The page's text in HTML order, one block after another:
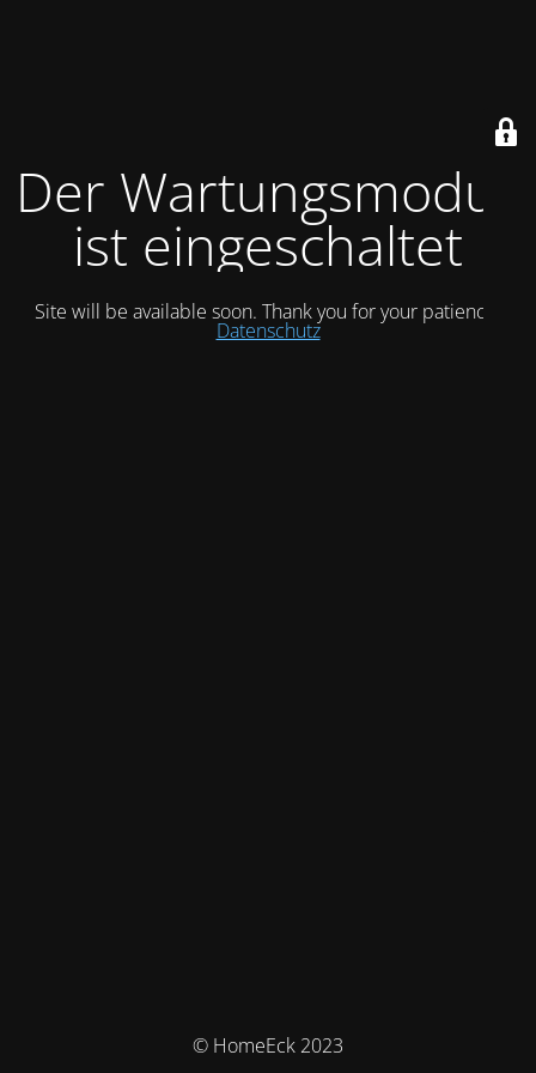
Der Wartungsmodus
ist eingeschaltet
Site will be available soon. Thank you for your patience!
Datenschutz
© HomeEck 2023